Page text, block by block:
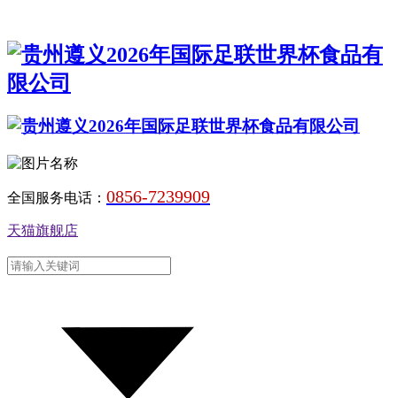
全国服务电话： 0856-7239909
天猫旗舰店